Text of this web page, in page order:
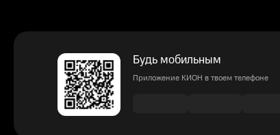
Будь мобильным
Приложение КИОН в твоем телефоне